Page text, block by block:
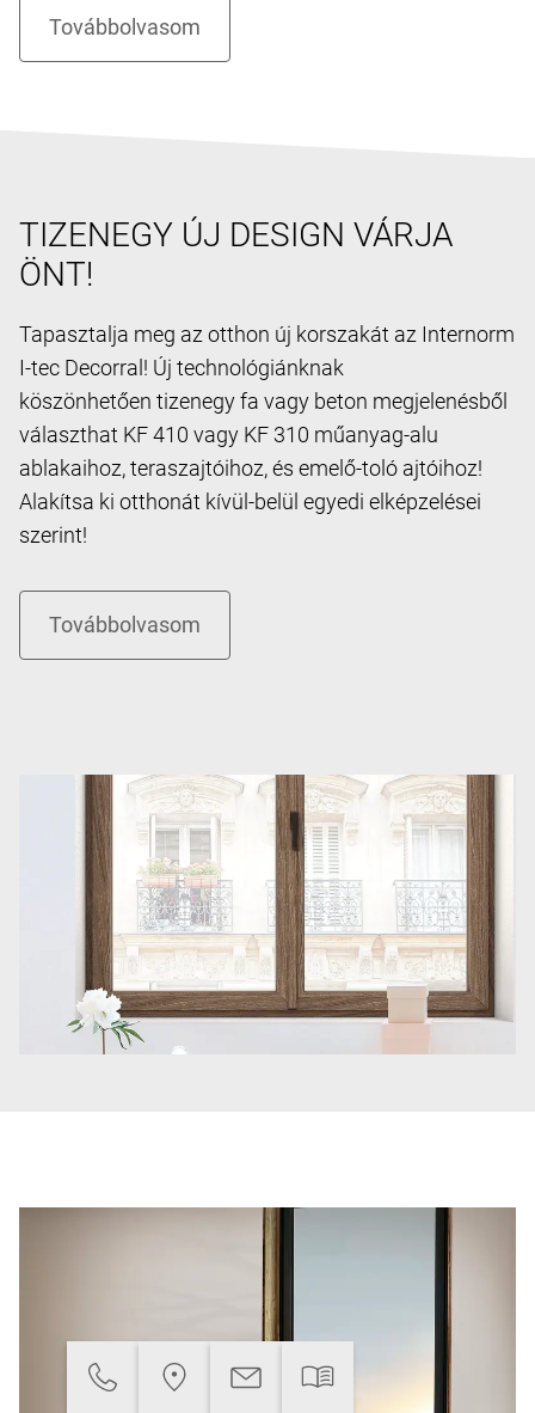
TIZENEGY ÚJ DESIGN VÁRJA
ÖNT!
Tapasztalja meg az otthon új korszakát az Internorm
I-tec Decorral! Új technológiánknak
köszönhetően tizenegy fa vagy beton megjelenésből
választhat KF 410 vagy KF 310 műanyag-alu
ablakaihoz, teraszajtóihoz, és emelő-toló ajtóihoz!
Alakítsa ki otthonát kívül-belül egyedi elképzelései
szerint!